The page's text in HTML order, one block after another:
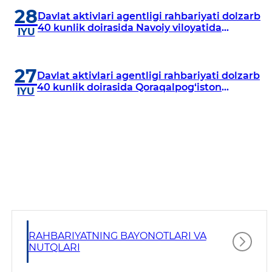
28
IYU
Davlat aktivlari agentligi rahbariyati dolzarb
40 kunlik doirasida Navoiy viloyatida
27
IYU
Davlat aktivlari agentligi rahbariyati dolzarb
40 kunlik doirasida Qoraqalpog‘iston
RAHBARIYATNING BAYONOTLARI VA
NUTQLARI